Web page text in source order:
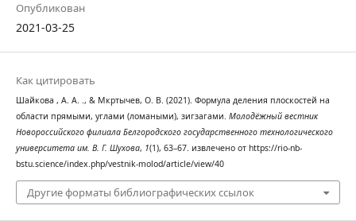
Опубликован
2021-03-25
Как цитировать
Шайкова , А. А. ., & Мкртычев, О. В. (2021). Формула деления плоскостей на
области прямыми, углами (ломаными), зигзагами. Молодёжный вестник
Новороссийского филиала Белгородского государственного технологического
университета им. В. Г. Шухова, 1(1), 63–67. извлечено от https://rio-nb-
bstu.science/index.php/vestnik-molod/article/view/40
Другие форматы библиографических ссылок